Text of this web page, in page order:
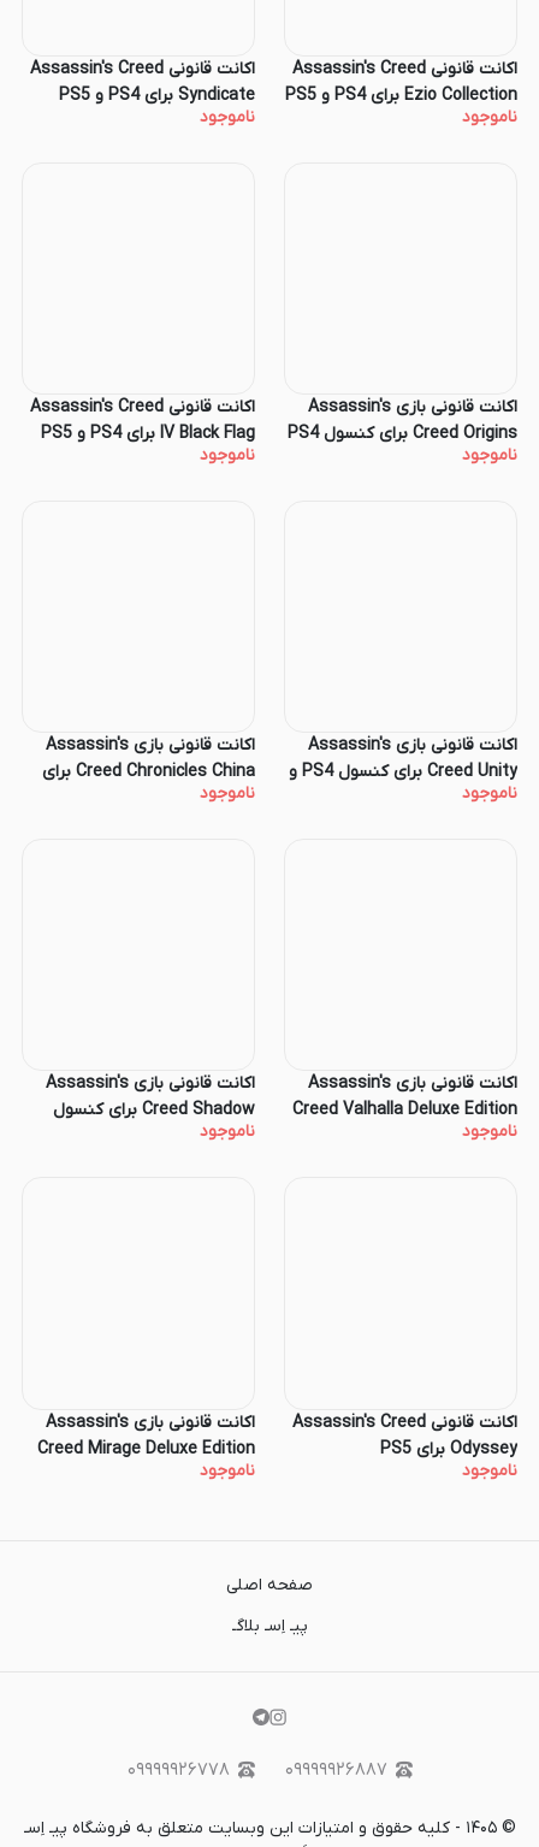
اکانت قانونی Assassin's Creed
Ezio Collection برای PS4 و PS5
ناموجود
اکانت قانونی Assassin's Creed
Syndicate برای PS4 و PS5
ناموجود
اکانت قانونی بازی Assassin's
Creed Origins برای کنسول PS4
و PS5
ناموجود
اکانت قانونی Assassin's Creed
IV Black Flag برای PS4 و PS5
ناموجود
اکانت قانونی بازی Assassin's
Creed Unity برای کنسول PS4 و
PS5
ناموجود
اکانت قانونی بازی Assassin's
Creed Chronicles China برای
کنسول PS4 و PS5
ناموجود
اکانت قانونی بازی Assassin's
Creed Valhalla Deluxe Edition
برای کنسول PS4 و PS5
ناموجود
اکانت قانونی بازی Assassin's
Creed Shadow برای کنسول
PS5
ناموجود
اکانت قانونی Assassin's Creed
Odyssey برای PS5
ناموجود
اکانت قانونی بازی Assassin's
Creed Mirage Deluxe Edition
برای کنسول PS4 و PS5
ناموجود
صفحه اصلی
پیـ اِسـ بلاگـ
۰۹۹۹۹۹۲۶۸۸۷ ۰۹۹۹۹۹۲۶۷۷۸
©۱۴۰۵ - کلیه حقوق و امتیازات این وبسایت متعلق به فروشگاه پیـ اِسـ